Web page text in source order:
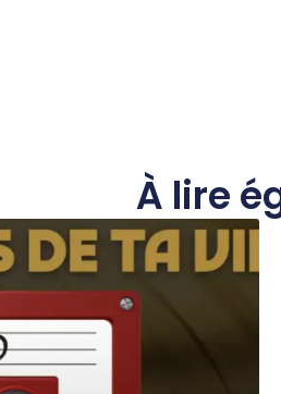
À lire